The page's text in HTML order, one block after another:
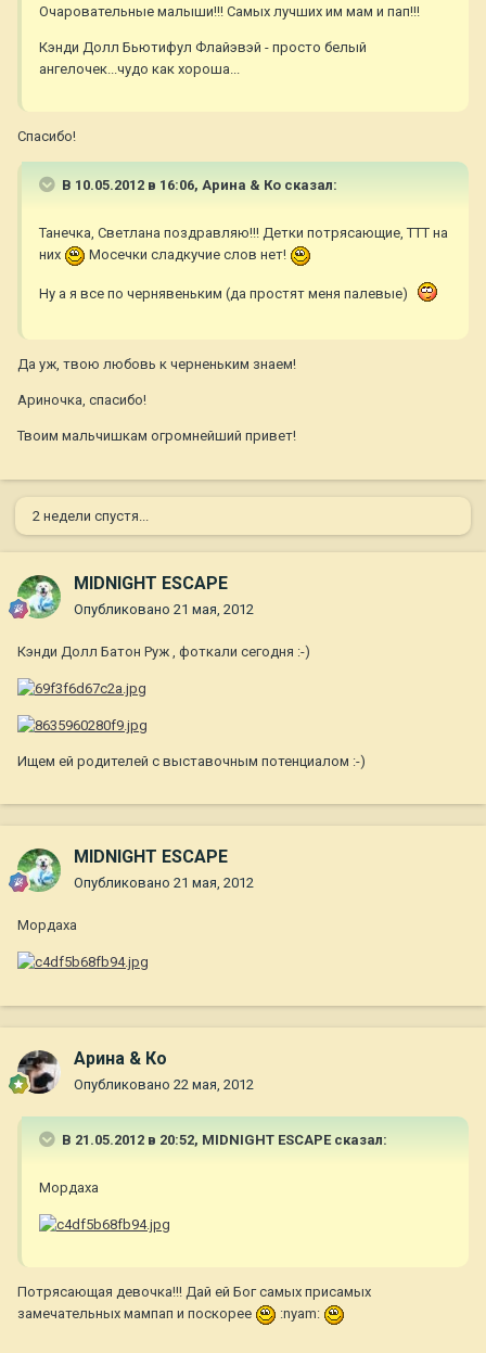
Очаровательные малыши!!! Самых лучших им мам и пап!!!
Кэнди Долл Бьютифул Флайэвэй - просто белый
ангелочек...чудо как хороша...
Спасибо!
В 10.05.2012 в 16:06, Арина & Ко сказал:
Танечка, Светлана поздравляю!!! Детки потрясающие, ТТТ на
них
Мосечки сладкучие слов нет!
Ну а я все по чернявеньким (да простят меня палевые)
Да уж, твою любовь к черненьким знаем!
Ариночка, спасибо!
Твоим мальчишкам огромнейший привет!
2 недели спустя...
MIDNIGHT ESCAPE
Опубликовано 21 мая, 2012
Кэнди Долл Батон Руж , фоткали сегодня :-)
Ищем ей родителей с выставочным потенциалом :-)
MIDNIGHT ESCAPE
Опубликовано 21 мая, 2012
Мордаха
Арина & Ко
Опубликовано 22 мая, 2012
В 21.05.2012 в 20:52, MIDNIGHT ESCAPE сказал:
Мордаха
Потрясающая девочка!!! Дай ей Бог самых присамых
замечательных мампап и поскорее
:nyam: